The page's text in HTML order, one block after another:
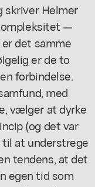
Helmer
—
det samme
er de to
forbindelse.
med
vælger at dyrke
(og det var
til at understrege
tendens, at det
egen tid som